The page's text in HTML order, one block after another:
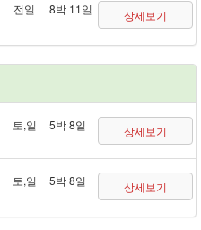
전일 8박 11일 상세보기
토,일 5박 8일 상세보기
토,일 5박 8일 상세보기